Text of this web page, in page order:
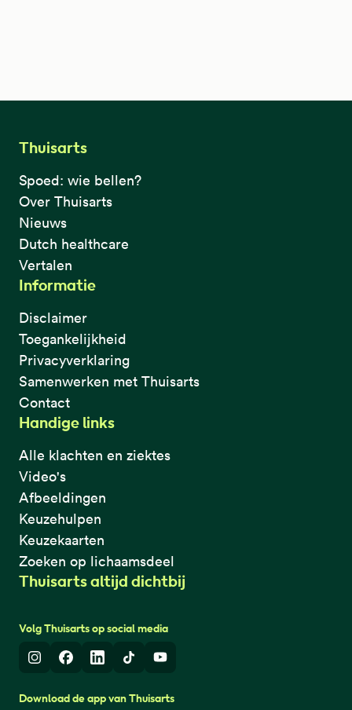
Thuisarts
Spoed: wie bellen?
Over Thuisarts
Nieuws
Dutch healthcare
Vertalen
Informatie
Disclaimer
Toegankelijkheid
Privacyverklaring
Samenwerken met Thuisarts
Contact
Handige links
Alle klachten en ziektes
Video's
Afbeeldingen
Keuzehulpen
Keuzekaarten
Zoeken op lichaamsdeel
Thuisarts altijd dichtbij
Volg Thuisarts op social media
InstagramFacebook
LinkedInTikTokYoutube
Download de app van Thuisarts